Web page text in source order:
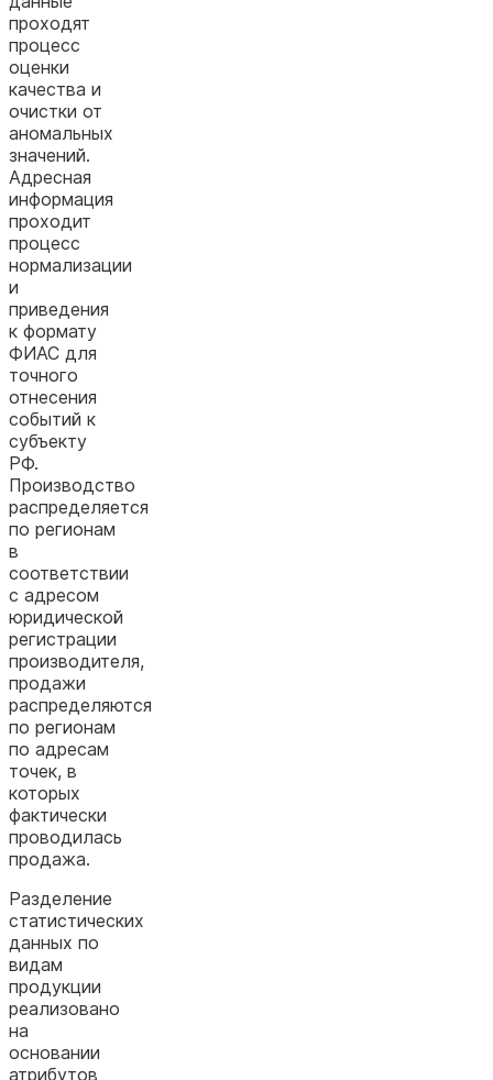
проходят
процесс
оценки
качества и
очистки от
аномальных
значений.
Адресная
информация
проходит
процесс
нормализации
и
приведения
к формату
ФИАС для
точного
отнесения
событий к
субъекту
РФ.
Производство
распределяется
по регионам
в
соответствии
с адресом
юридической
регистрации
производителя,
продажи
распределяются
по регионам
по адресам
точек, в
которых
фактически
проводилась
продажа.
Разделение
статистических
данных по
видам
продукции
реализовано
на
основании
атрибутов